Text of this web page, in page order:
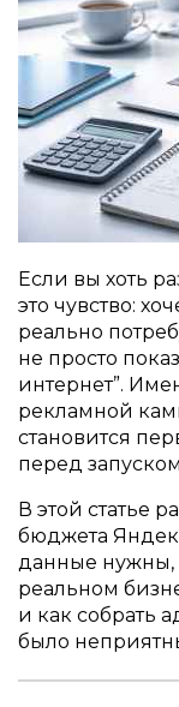
Если вы хоть
это чувство:
реально
не просто
интернет”.
рекламной
становится
перед
В этой статье
бюджета
данные нужны,
реальном
и как собрать
было